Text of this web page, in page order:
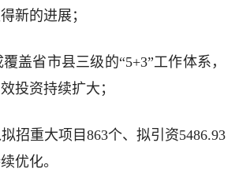
新的进展；
省市县三级的“5+3”工作体系，
投资持续扩大；
招重大项目863个、拟引资5486.93
优化。